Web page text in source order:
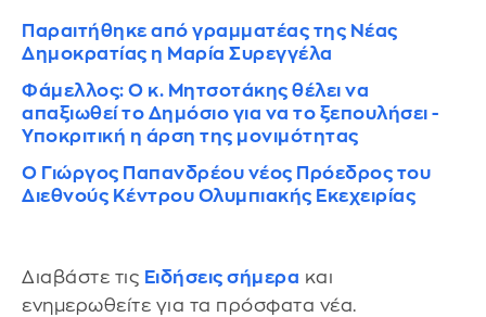
Παραιτήθηκε από γραμματέας της Νέας
Δημοκρατίας η Μαρία Συρεγγέλα
Φάμελλος: Ο κ. Μητσοτάκης θέλει να
απαξιωθεί το Δημόσιο για να το ξεπουλήσει -
Υποκριτική η άρση της μονιμότητας
Ο Γιώργος Παπανδρέου νέος Πρόεδρος του
Διεθνούς Κέντρου Ολυμπιακής Εκεχειρίας
Διαβάστε τις Ειδήσεις σήμερα και
ενημερωθείτε για τα πρόσφατα νέα.